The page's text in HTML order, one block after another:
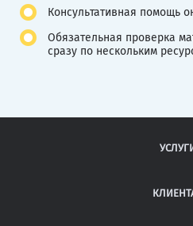
Консультативная помощь
Обязательная проверка
сразу по нескольким
ДИПЛОМНЫЕ